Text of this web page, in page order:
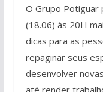
O Grupo Potiguar
(18.06) às 20H
dicas para as
repaginar seus
desenvolver
até render